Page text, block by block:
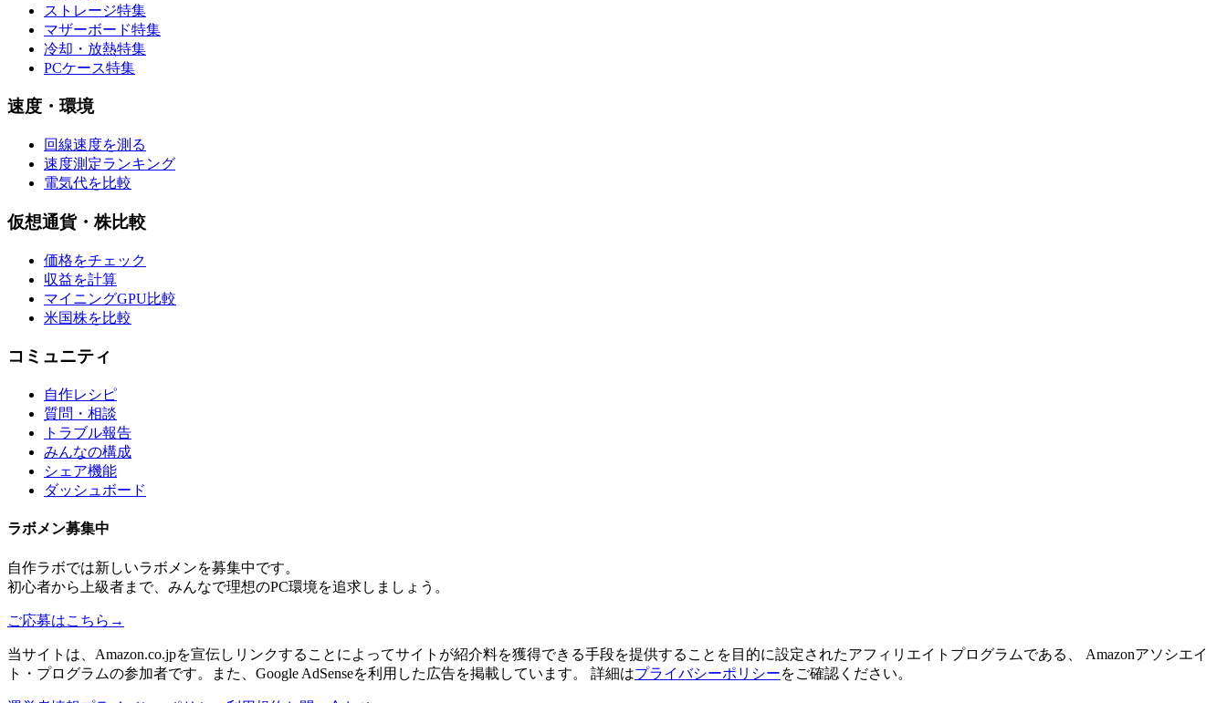
ストレージ特集
マザーボード特集
冷却・放熱特集
PCケース特集
速度・環境
回線速度を測る
速度測定ランキング
電気代を比較
仮想通貨・株比較
価格をチェック
収益を計算
マイニングGPU比較
米国株を比較
コミュニティ
自作レシピ
質問・相談
トラブル報告
みんなの構成
シェア機能
ダッシュボード
ラボメン募集中
自作ラボでは新しいラボメンを募集中です。
初心者から上級者まで、みんなで理想のPC環境を追求しましょう。
ご応募はこちら →
当サイトは、Amazon.co.jpを宣伝しリンクすることによってサイトが紹介料を獲得できる手段を提供することを目的に設定されたアフィリエイトプログラムである、 Amazonアソシエイ
ト・プログラムの参加者です。また、Google AdSenseを利用した広告を掲載しています。 詳細はプライバシーポリシーをご確認ください。